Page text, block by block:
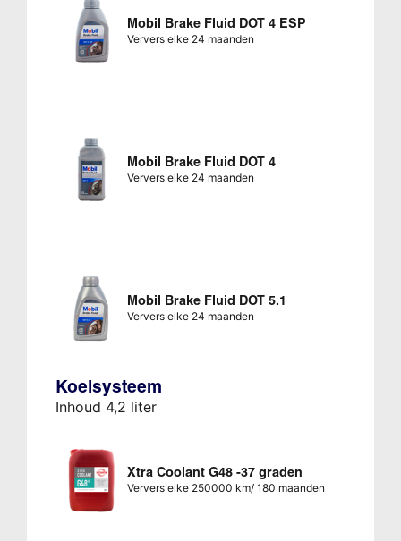
Mobil Brake Fluid DOT 4 ESP
Ververs elke 24 maanden
Mobil Brake Fluid DOT 4
Ververs elke 24 maanden
Mobil Brake Fluid DOT 5.1
Ververs elke 24 maanden
Koelsysteem
Inhoud 4,2 liter
Xtra Coolant G48 -37 graden
Ververs elke 250000 km/ 180 maanden